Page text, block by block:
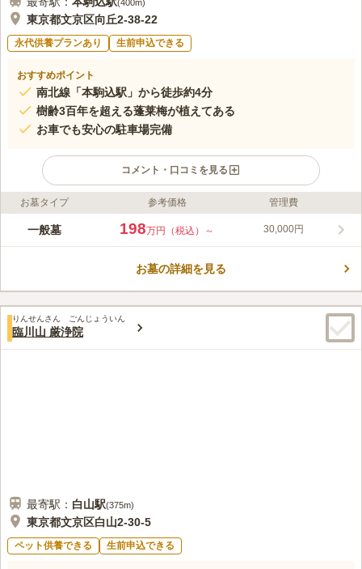
(400m)
東京都文京区向丘2-38-22
永代供養プランあり 生前申込できる
おすすめポイント
南北線「本駒込駅」から徒歩約4分
樹齢3百年を超える蓬莱梅が植えてある
お車でも安心の駐車場完備
コメント・口コミを見る
ライフドット編集部のコメント
東京メトロ南北線「本駒込駅」から徒歩4分程度で行くことがで
（しまんろくせんにち）」の縁日では、「ほおずき千成り市」が
口コミ評価
みんなの評価
墓守りの独身男性がお墓を清掃して下さっています。その方から
お墓タイプ 参考価格 管理費
一般墓 198万円（税込）～ 30,000円
お墓の詳細を見る
りんせんさん ごんじょういん
臨川山 厳浄院
最寄駅： 白山駅(375m)
東京都文京区白山2-30-5
ペット供養できる 生前申込できる